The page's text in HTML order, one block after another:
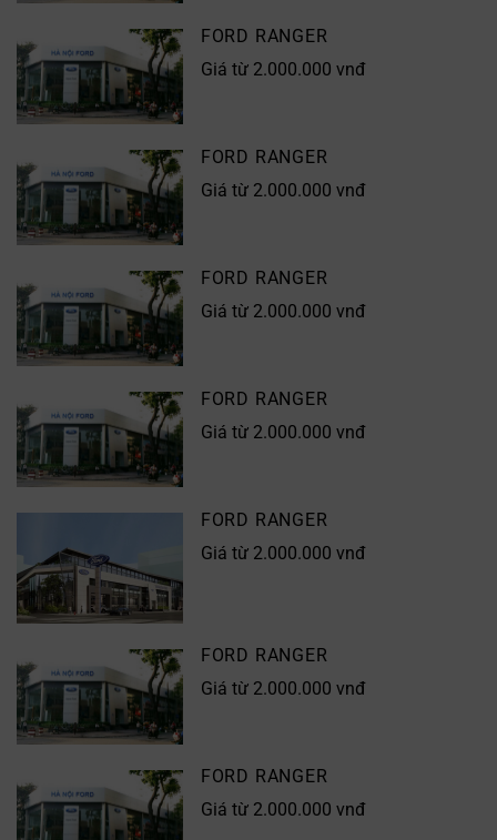
FORD RANGER
Giá từ 2.000.000 vnđ
FORD RANGER
Giá từ 2.000.000 vnđ
FORD RANGER
Giá từ 2.000.000 vnđ
FORD RANGER
Giá từ 2.000.000 vnđ
FORD RANGER
Giá từ 2.000.000 vnđ
FORD RANGER
Giá từ 2.000.000 vnđ
FORD RANGER
Giá từ 2.000.000 vnđ